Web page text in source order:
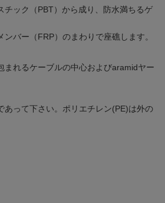
チック（PBT）から成り、防水満ちるゲ
バー（FRP）のまわりで座礁します。
まれるケーブルの中心およびaramidヤー
あって下さい。ポリエチレン(PE)は外の